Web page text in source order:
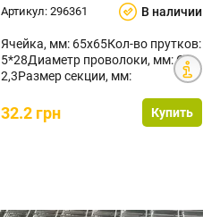
Артикул: 296361 В наличии
Ячейка, мм: 65х65Кол-во прутков:
5*28Диаметр проволоки, мм: Ø
2,3Размер секции, мм:
32.2 грн Купить